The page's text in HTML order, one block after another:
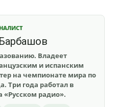
Владеет
и испанским
на чемпионате мира по
Три года работал в
«Русском радио».